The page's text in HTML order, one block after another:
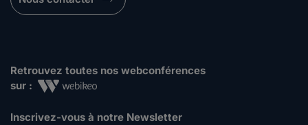
Retrouvez toutes nos webconférences
sur :
Inscrivez-vous à notre Newsletter